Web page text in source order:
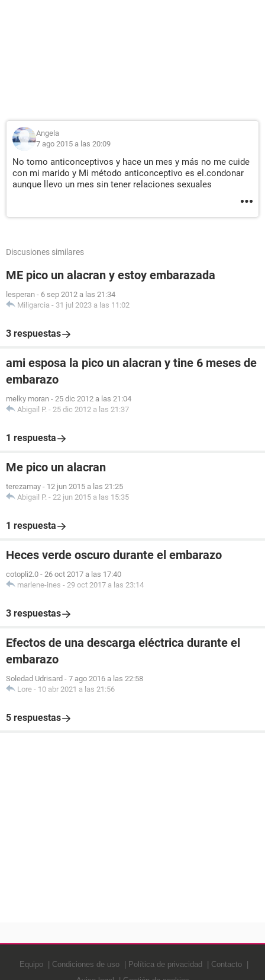
Angela
7 ago 2015 a las 20:09
No tomo anticonceptivos y hace un mes y más no me cuide
con mi marido y Mi método anticonceptivo es el.condonar
aunque llevo un mes sin tener relaciones sexuales
Discusiones similares
ME pico un alacran y estoy embarazada
lesperan - 6 sep 2012 a las 21:34
Miligarcia - 31 jul 2023 a las 11:02
3 respuestas
ami esposa la pico un alacran y tine 6 meses de
embarazo
melky moran - 25 dic 2012 a las 21:04
Abigail P. - 25 dic 2012 a las 21:37
1 respuesta
Me pico un alacran
terezamay - 12 jun 2015 a las 21:25
Abigail P. - 22 jun 2015 a las 15:35
1 respuesta
Heces verde oscuro durante el embarazo
cotopli2.0 - 26 oct 2017 a las 17:40
marlene-ines - 29 oct 2017 a las 23:14
3 respuestas
Efectos de una descarga eléctrica durante el
embarazo
Soledad Udrisard - 7 ago 2016 a las 22:58
Lore - 10 abr 2021 a las 21:56
5 respuestas
Equipo Condiciones de uso Política de privacidad
Contacto